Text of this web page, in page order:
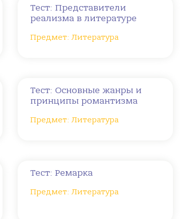
Тест: Представители
реализма в литературе
Предмет: Литература
Тест: Основные жанры и
принципы романтизма
Предмет: Литература
Тест: Ремарка
Предмет: Литература